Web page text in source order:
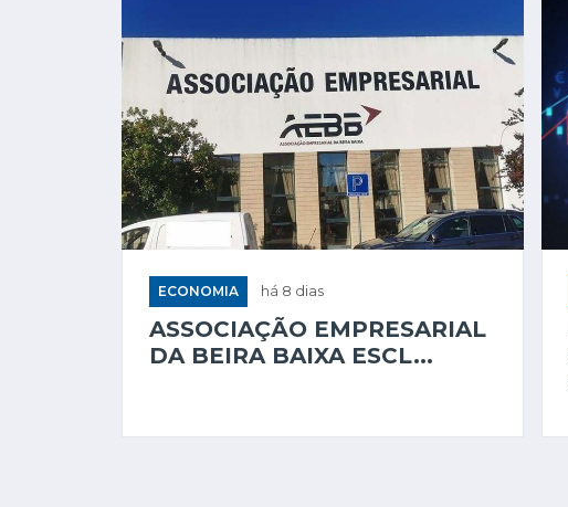
ECONOMIA há 8 dias
ASSOCIAÇÃO EMPRESARIAL
DA BEIRA BAIXA ESCL...